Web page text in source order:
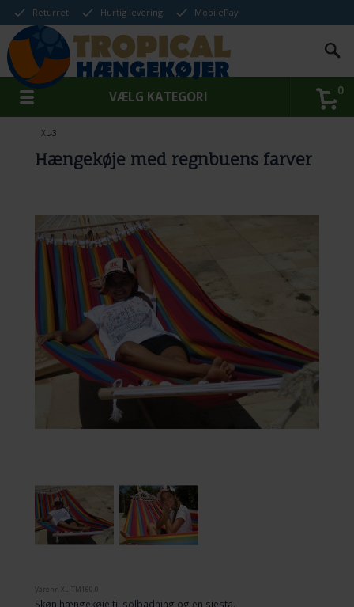
Returret Hurtig levering MobilePay
0
VÆLG KATEGORI
XL-3
Hængekøje med regnbuens farver
Varenr. XL-TM160.0
Skøn hængekøje til solbadning og en siesta.